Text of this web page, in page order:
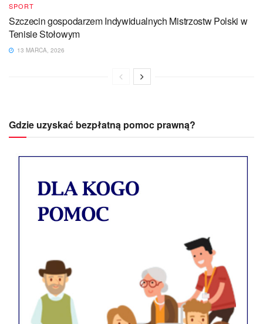
SPORT
Szczecin gospodarzem Indywidualnych Mistrzostw Polski w
Tenisie Stołowym
13 MARCA, 2026
Gdzie uzyskać bezpłatną pomoc prawną?